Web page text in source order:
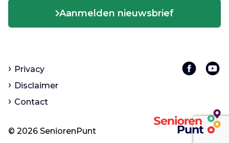
Aanmelden nieuwsbrief
Privacy
Disclaimer
Contact
© 2026 SeniorenPunt